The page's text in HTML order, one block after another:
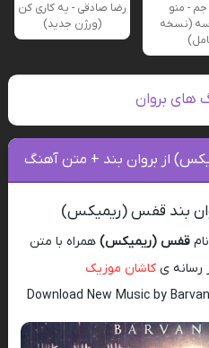
جم - منو
(نسخه
رضا صادقی - یه کاری کن
(ورژن جدید)
های بروان
از بروان بند + متن آهنگ
بند قفس (ریمیکس)
قفس (ریمیکس) همراه با متن
کاشان موزیک
Download New Music by